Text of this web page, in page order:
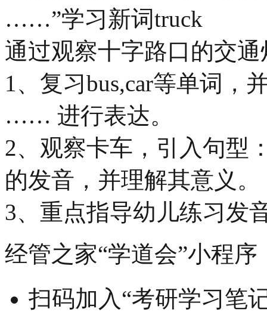
……”学习新词truck
通过观察十字路口的交
1、复习bus,car等单词，
…… 进行表达。
2、观察卡车，引入句型
的发音，并理解其意义。
3、重点指导幼儿练习发
经管之家“学道会”小程序
扫码加入“考研学习笔